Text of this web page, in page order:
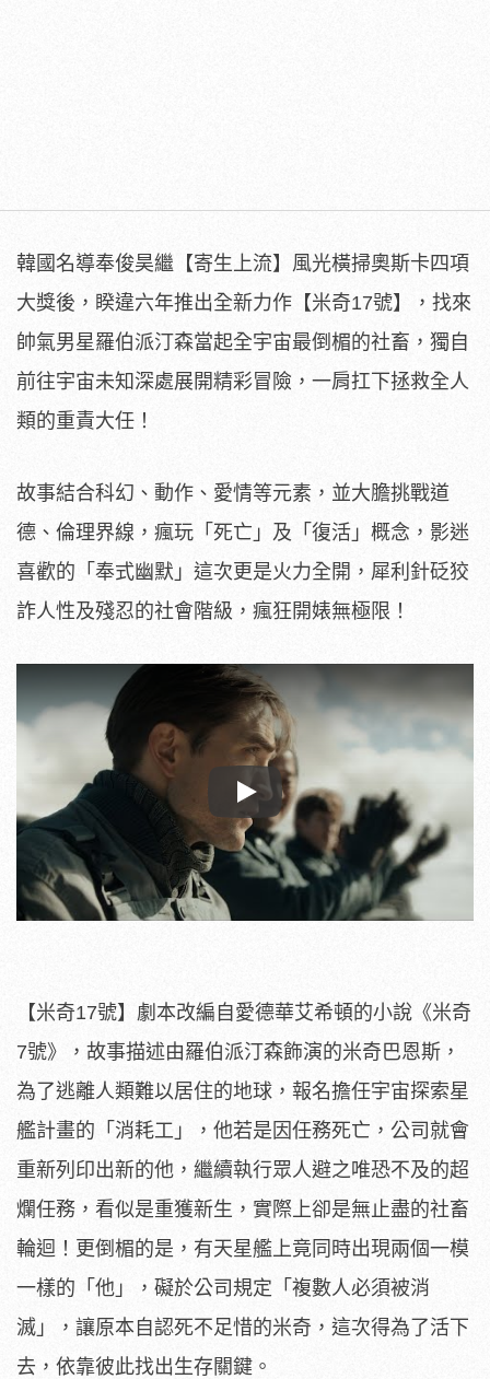
韓國名導奉俊昊繼【寄生上流】風光橫掃奧斯卡四項
大獎後，睽違六年推出全新力作【米奇17號】，找來
帥氣男星羅伯派汀森當起全宇宙最倒楣的社畜，獨自
前往宇宙未知深處展開精彩冒險，一肩扛下拯救全人
類的重責大任！
故事結合科幻、動作、 愛情等元素，並大膽挑戰道
德、倫理界線，瘋玩「死亡」及「復活」 概念，影迷
喜歡的「奉式幽默」這次更是火力全開， 犀利針砭狡
詐人性及殘忍的社會階級，瘋狂開婊無極限！
Play
【米奇17號】劇本改編自愛德華艾希頓的小說《米奇
7號》， 故事描述由羅伯派汀森飾演的米奇巴恩斯，
為了逃離人類難以居住的地球，報名擔任宇宙探索星
艦計畫的「 消耗工」，他若是因任務死亡，公司就會
重新列印出新的他， 繼續執行眾人避之唯恐不及的超
爛任務，看似是重獲新生， 實際上卻是無止盡的社畜
輪迴！更倒楣的是， 有天星艦上竟同時出現兩個一模
一樣的「他」，礙於公司規定「 複數人必須被消
滅」，讓原本自認死不足惜的米奇， 這次得為了活下
去，依靠彼此找出生存關鍵。